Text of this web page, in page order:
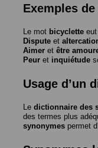
Exemples
Le mot bicyclette
Dispute et
Aimer et être
Peur et inquiétude
Usage d’un
Le dictionnaire des
des termes plus
synonymes permet